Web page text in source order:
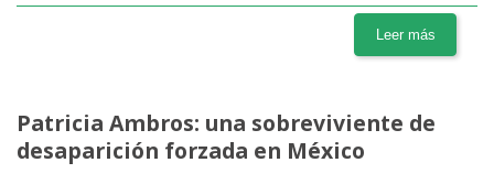
Leer más
Patricia Ambros: una sobreviviente de
desaparición forzada en México